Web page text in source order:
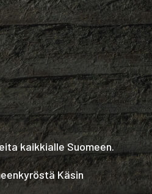
kaikkialle Suomeen.
Käsin